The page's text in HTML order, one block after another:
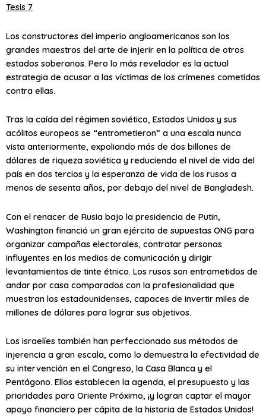
Tesis 7
Los constructores del imperio angloamericanos son los
grandes maestros del arte de injerir en la política de otros
estados soberanos. Pero lo más revelador es la actual
estrategia de acusar a las víctimas de los crímenes cometidas
contra ellas.
Tras la caída del régimen soviético, Estados Unidos y sus
acólitos europeos se “entrometieron” a una escala nunca
vista anteriormente, expoliando más de dos billones de
dólares de riqueza soviética y reduciendo el nivel de vida del
país en dos tercios y la esperanza de vida de los rusos a
menos de sesenta años, por debajo del nivel de Bangladesh.
Con el renacer de Rusia bajo la presidencia de Putin,
Washington financió un gran ejército de supuestas ONG para
organizar campañas electorales, contratar personas
influyentes en los medios de comunicación y dirigir
levantamientos de tinte étnico. Los rusos son entrometidos de
andar por casa comparados con la profesionalidad que
muestran los estadounidenses, capaces de invertir miles de
millones de dólares para lograr sus objetivos.
Los israelíes también han perfeccionado sus métodos de
injerencia a gran escala, como lo demuestra la efectividad de
su intervención en el Congreso, la Casa Blanca y el
Pentágono. Ellos establecen la agenda, el presupuesto y las
prioridades para Oriente Próximo, ¡y logran captar el mayor
apoyo financiero per cápita de la historia de Estados Unidos!